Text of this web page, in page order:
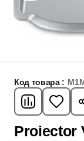
Код товара :
Proiector